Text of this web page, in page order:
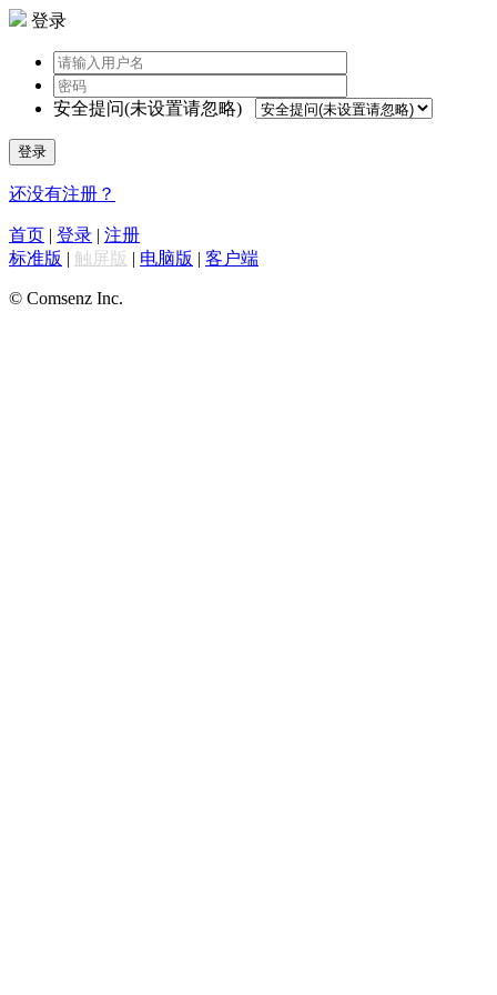
登录
安全提问(未设置请忽略)
登录
还没有注册？
首页 | 登录 | 注册
标准版 | 触屏版 | 电脑版 | 客户端
© Comsenz Inc.